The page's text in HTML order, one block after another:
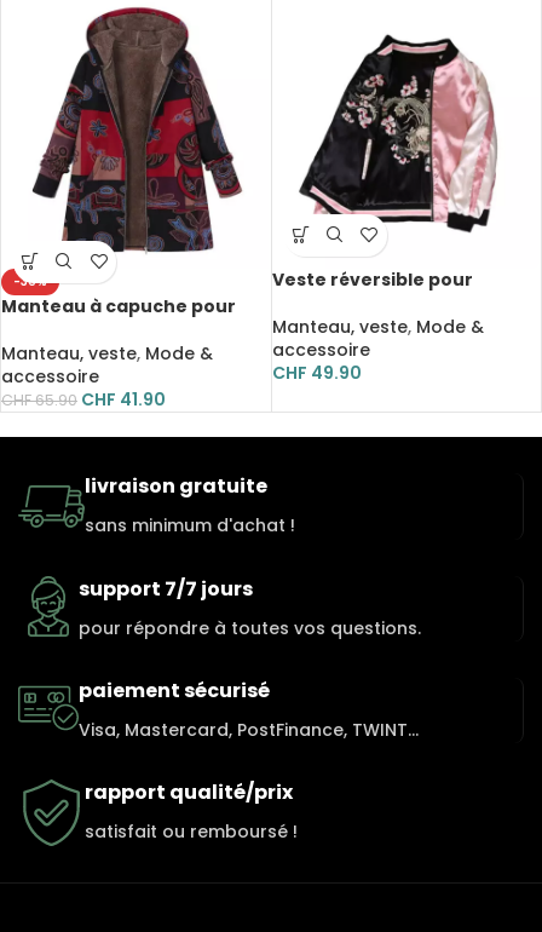
-36%
Manteau à capuche pour
ethnique, doublure, à
fermeture éclair
Manteau, veste, Mode &
accessoire
CHF65.90 CHF 41.90
Veste réversible pour
Harajuku
Manteau, veste, Mode &
accessoire
CHF 49.90
livraison gratuite
sans minimum d'achat !
support 7/7 jours
pour répondre à toutes vos questions.
paiement sécurisé
Visa, Mastercard, PostFinance, TWINT...
rapport qualité/prix
satisfait ou remboursé !